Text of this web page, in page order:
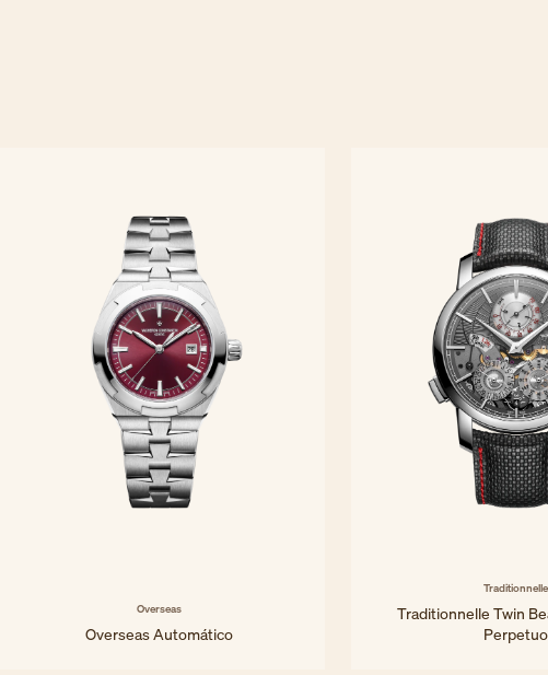
Overseas
Overseas Automático
Traditionnelle
Traditionnelle Twin
Perpetuo